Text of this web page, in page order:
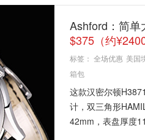
Ashford：简
$375（约
标签： 全场优惠 美国
箱包
这款汉密尔顿
计，双三角形
42mm，表盘厚度